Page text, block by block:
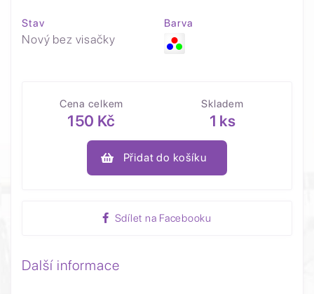
Stav
Nový bez visačky
Barva
Cena celkem
150 Kč
Skladem
1 ks
Přidat do košíku
Sdílet na Facebooku
Další informace